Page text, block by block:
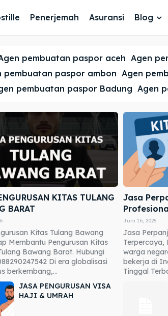
Penerjemah Asuransi Blog
pembuatan paspor aceh Agen
pembuatan paspor ambon Agen
pembuatan paspor Badung Agen
KITAS TULANG
BARAT
Kitas Tulang Bawang
Membantu Pengurusan Kitas
Bawang Barat. Hubungi
Di era globalisasi
berkembang,...
Jasa
Juni 16, 2025
Jasa
Terpercaya,
warga
bekerja di
Tinggal
JASA PENGURUSAN VISA
HAJI & UMRAH